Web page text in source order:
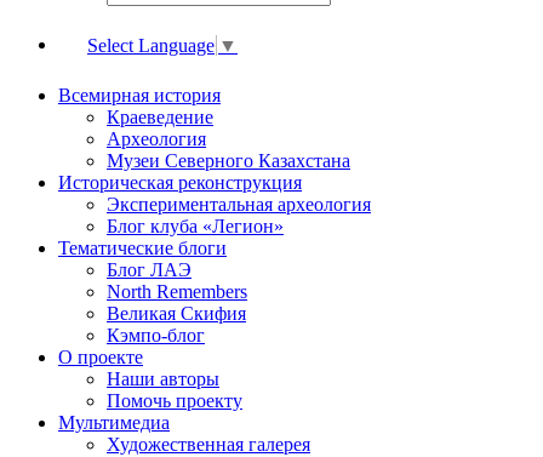
Select Language ▼
Всемирная история
Краеведение
Археология
Музеи Северного Казахстана
Историческая реконструкция
Экспериментальная археология
Блог клуба «Легион»
Тематические блоги
Блог ЛАЭ
North Remembers
Великая Скифия
Кэмпо-блог
О проекте
Наши авторы
Помочь проекту
Мультимедиа
Художественная галерея